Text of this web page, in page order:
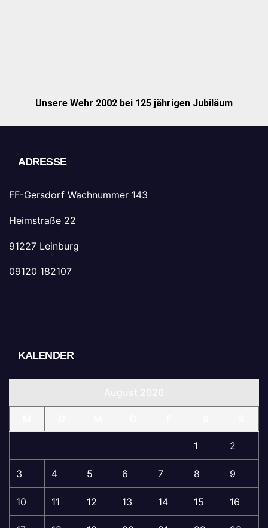
Unsere Wehr 2002 bei 125 jährigen Jubiläum
ADRESSE
FF-Gersdorf Wachnummer 143
Heimstraße 22
91227 Leinburg
09120 182107
KALENDER
1 2
3 4 5 6 7 8 9
10 11 12 13 14 15 16